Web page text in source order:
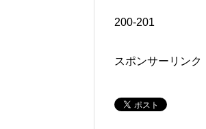
200-201
スポンサーリンク